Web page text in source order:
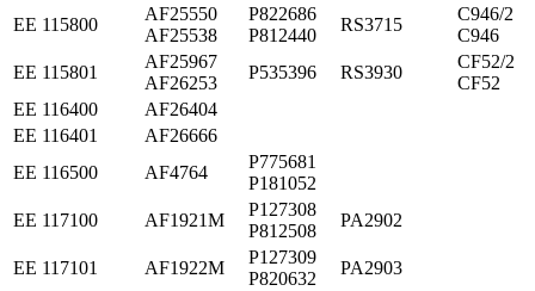
ЕЕ 115800
AF25550
AF25538
P822686
P812440
RS3715
C946/2
C946
ЕЕ 115801
AF25967
AF26253
P535396 RS3930
CF52/2
CF52
ЕЕ 116400
AF26404
ЕЕ 116401
AF26666
ЕЕ 116500
AF4764
P775681
P181052
ЕЕ 117100
AF1921M
P127308
P812508
PA2902
ЕЕ 117101 AF1922M
P127309
P820632
PA2903